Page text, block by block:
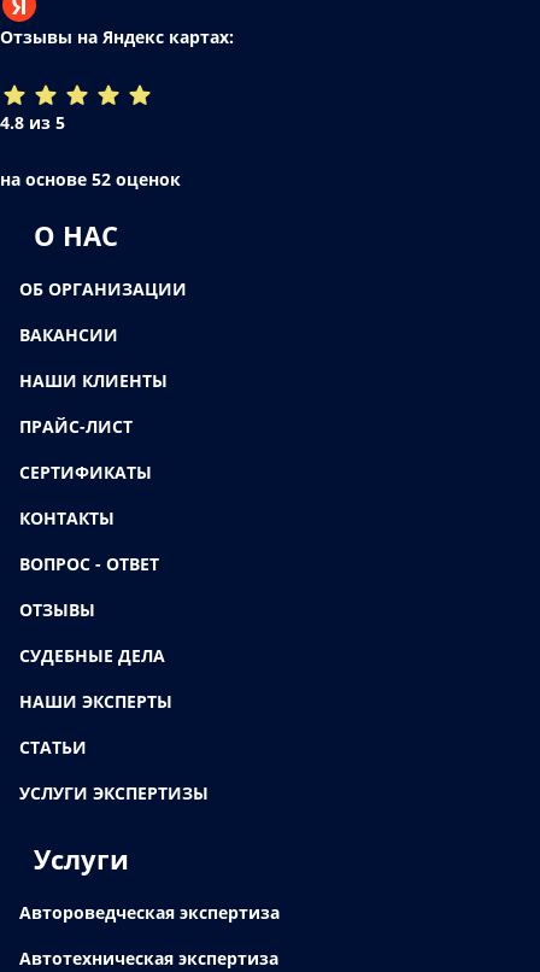
Отзывы на Яндекс картах:
4.8 из 5
на основе 52 оценок
О НАС
ОБ ОРГАНИЗАЦИИ
ВАКАНСИИ
НАШИ КЛИЕНТЫ
ПРАЙС-ЛИСТ
СЕРТИФИКАТЫ
КОНТАКТЫ
ВОПРОС - ОТВЕТ
ОТЗЫВЫ
СУДЕБНЫЕ ДЕЛА
НАШИ ЭКСПЕРТЫ
СТАТЬИ
УСЛУГИ ЭКСПЕРТИЗЫ
Услуги
Автороведческая экспертиза
Автотехническая экспертиза